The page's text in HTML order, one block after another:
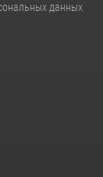
данных